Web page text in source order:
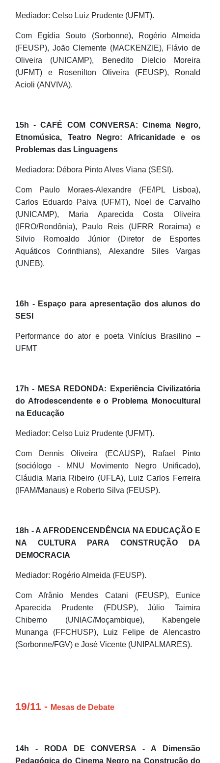
Mediador: Celso Luiz Prudente (UFMT).
Com Egídia Souto (Sorbonne), Rogério Almeida
(FEUSP), João Clemente (MACKENZIE), Flávio de
Oliveira (UNICAMP), Benedito Dielcio Moreira
(UFMT) e Rosenilton Oliveira (FEUSP), Ronald
Acioli (ANVIVA).
15h - CAFÉ COM CONVERSA: Cinema Negro,
Etnomúsica, Teatro Negro: Africanidade e os
Problemas das Linguagens
Mediadora: Débora Pinto Alves Viana (SESI).
Com Paulo Moraes-Alexandre (FE/IPL Lisboa),
Carlos Eduardo Paiva (UFMT), Noel de Carvalho
(UNICAMP), Maria Aparecida Costa Oliveira
(IFRO/Rondônia), Paulo Reis (UFRR Roraima) e
Silvio Romoaldo Júnior (Diretor de Esportes
Aquáticos Corinthians), Alexandre Siles Vargas
(UNEB).
16h - Espaço para apresentação dos alunos do
SESI
Performance do ator e poeta Vinícius Brasilino –
UFMT
17h - MESA REDONDA: Experiência Civilizatória
do Afrodescendente e o Problema Monocultural
na Educação
Mediador: Celso Luiz Prudente (UFMT).
Com Dennis Oliveira (ECAUSP), Rafael Pinto
(sociólogo - MNU Movimento Negro Unificado),
Cláudia Maria Ribeiro (UFLA), Luiz Carlos Ferreira
(IFAM/Manaus) e Roberto Silva (FEUSP).
18h - A AFRODENCENDÊNCIA NA EDUCAÇÃO E
NA CULTURA PARA CONSTRUÇÃO DA
DEMOCRACIA
Mediador: Rogério Almeida (FEUSP).
Com Afrânio Mendes Catani (FEUSP), Eunice
Aparecida Prudente (FDUSP), Júlio Taimira
Chibemo (UNIAC/Moçambique), Kabengele
Munanga (FFCHUSP), Luiz Felipe de Alencastro
(Sorbonne/FGV) e José Vicente (UNIPALMARES).
19/11 - Mesas de Debate
14h - RODA DE CONVERSA - A Dimensão
Pedagógica do Cinema Negro na Construção do